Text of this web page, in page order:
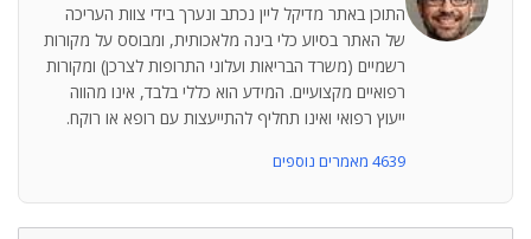
התוכן באתר מדיקל ליין נכתב ונערך בידי צוות העריכה
של האתר בסיוע כלי בינה מלאכותית, ומבוסס על מקורות
רשמיים (משרד הבריאות ועלוני התרופות לצרכן) ומקורות
רפואיים מקצועיים. המידע הוא כללי בלבד, אינו מהווה
ייעוץ רפואי ואינו תחליף להתייעצות עם רופא או רוקח.
4639 מאמרים נוספים